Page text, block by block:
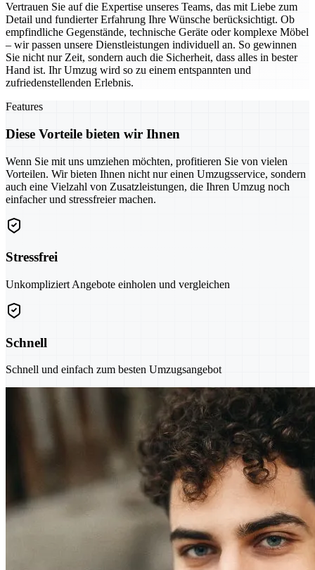
Vertrauen Sie auf die Expertise unseres Teams, das mit Liebe zum
Detail und fundierter Erfahrung Ihre Wünsche berücksichtigt. Ob
empfindliche Gegenstände, technische Geräte oder komplexe Möbel
– wir passen unsere Dienstleistungen individuell an. So gewinnen
Sie nicht nur Zeit, sondern auch die Sicherheit, dass alles in bester
Hand ist. Ihr Umzug wird so zu einem entspannten und
zufriedenstellenden Erlebnis.
Features
Diese Vorteile bieten wir Ihnen
Wenn Sie mit uns umziehen möchten, profitieren Sie von vielen
Vorteilen. Wir bieten Ihnen nicht nur einen Umzugsservice, sondern
auch eine Vielzahl von Zusatzleistungen, die Ihren Umzug noch
einfacher und stressfreier machen.
Stressfrei
Unkompliziert Angebote einholen und vergleichen
Schnell
Schnell und einfach zum besten Umzugsangebot